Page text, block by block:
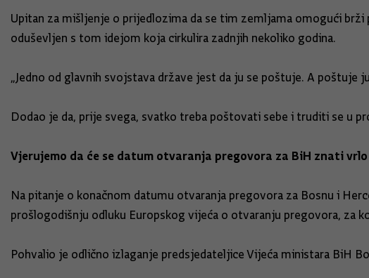
Upitan za mišljenje o prijedlozima da se tim zemljama omogući
oduševljen s tom idejom koja cirkulira zadnjih nekoliko godina.
„Jedno od glavnih svojstava države jest da ju se poštuje. A poštuje
Dodao je da, prije svega, svatko treba poštovati sebe i truditi se u
Vjerujemo da će se datum otvaranja pregovora za BiH znati
Na pitanje o konačnom datumu otvaranja pregovora za Bosnu i
prošlogodišnju odluku Europskog vijeća o otvaranju pregovora, za
Pohvalio je odlično izlaganje predsjedateljice Vijeća ministara BiH